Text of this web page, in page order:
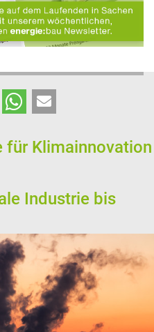
für Klimainnovation
Industrie bis